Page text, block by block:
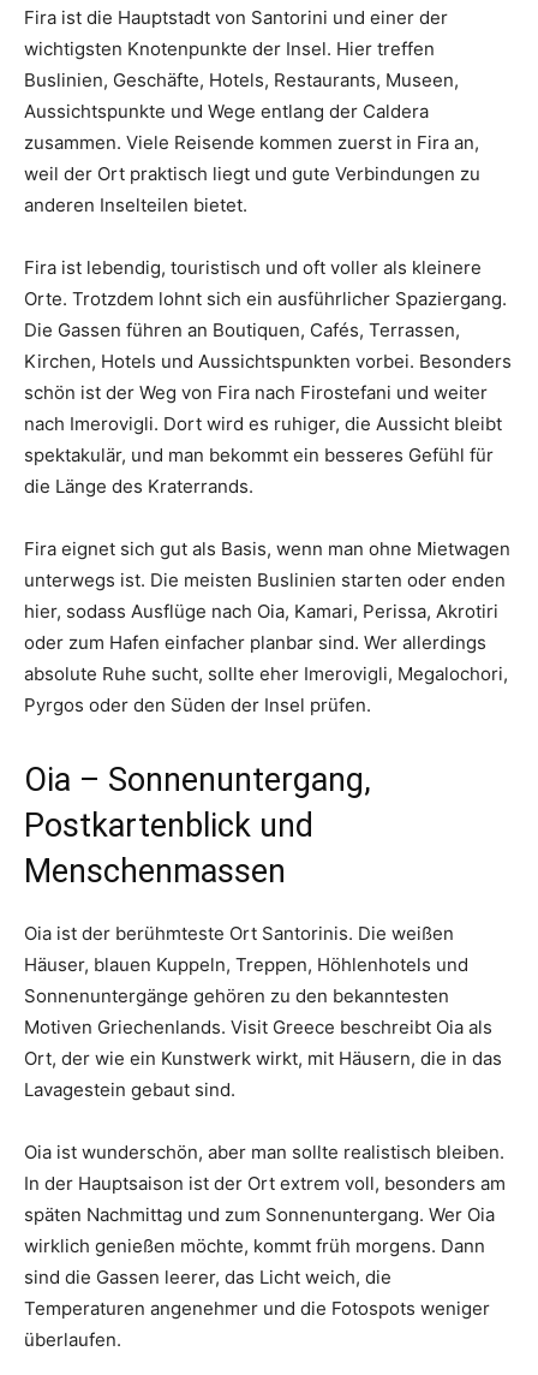
Fira ist die Hauptstadt von Santorini und einer der
wichtigsten Knotenpunkte der Insel. Hier treffen
Buslinien, Geschäfte, Hotels, Restaurants, Museen,
Aussichtspunkte und Wege entlang der Caldera
zusammen. Viele Reisende kommen zuerst in Fira an,
weil der Ort praktisch liegt und gute Verbindungen zu
anderen Inselteilen bietet.
Fira ist lebendig, touristisch und oft voller als kleinere
Orte. Trotzdem lohnt sich ein ausführlicher Spaziergang.
Die Gassen führen an Boutiquen, Cafés, Terrassen,
Kirchen, Hotels und Aussichtspunkten vorbei. Besonders
schön ist der Weg von Fira nach Firostefani und weiter
nach Imerovigli. Dort wird es ruhiger, die Aussicht bleibt
spektakulär, und man bekommt ein besseres Gefühl für
die Länge des Kraterrands.
Fira eignet sich gut als Basis, wenn man ohne Mietwagen
unterwegs ist. Die meisten Buslinien starten oder enden
hier, sodass Ausflüge nach Oia, Kamari, Perissa, Akrotiri
oder zum Hafen einfacher planbar sind. Wer allerdings
absolute Ruhe sucht, sollte eher Imerovigli, Megalochori,
Pyrgos oder den Süden der Insel prüfen.
Oia – Sonnenuntergang,
Postkartenblick und
Menschenmassen
Oia ist der berühmteste Ort Santorinis. Die weißen
Häuser, blauen Kuppeln, Treppen, Höhlenhotels und
Sonnenuntergänge gehören zu den bekanntesten
Motiven Griechenlands. Visit Greece beschreibt Oia als
Ort, der wie ein Kunstwerk wirkt, mit Häusern, die in das
Lavagestein gebaut sind.
Oia ist wunderschön, aber man sollte realistisch bleiben.
In der Hauptsaison ist der Ort extrem voll, besonders am
späten Nachmittag und zum Sonnenuntergang. Wer Oia
wirklich genießen möchte, kommt früh morgens. Dann
sind die Gassen leerer, das Licht weich, die
Temperaturen angenehmer und die Fotospots weniger
überlaufen.